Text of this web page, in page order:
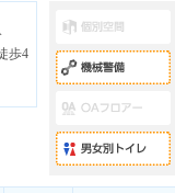
歩4